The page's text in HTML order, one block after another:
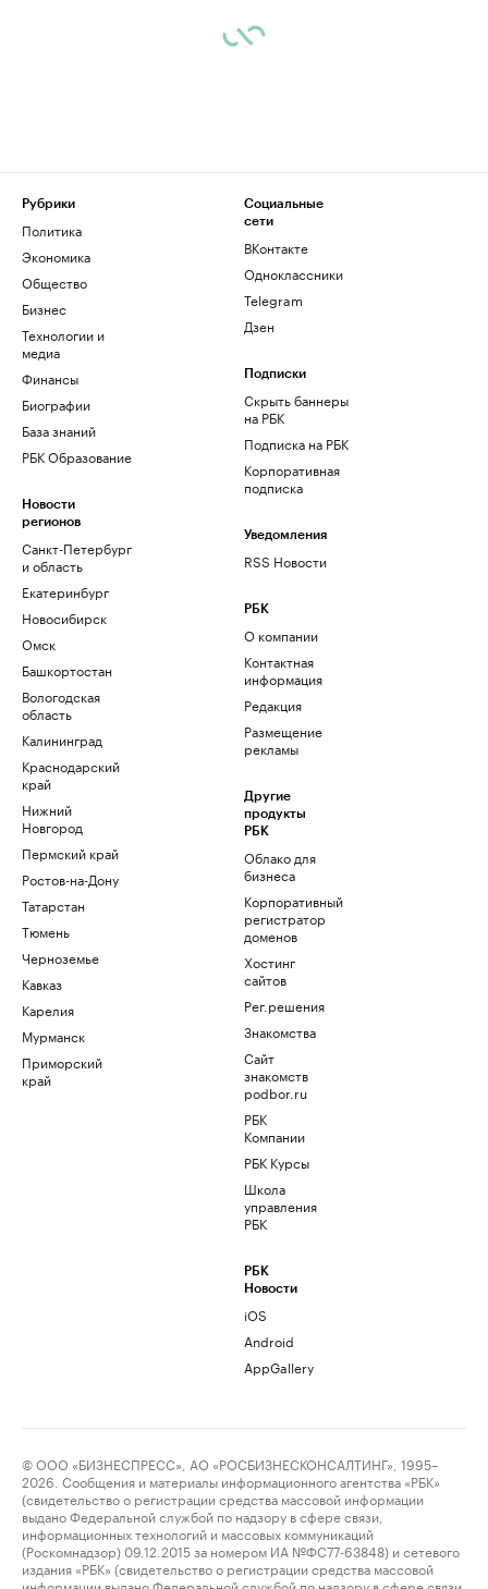
Рубрики
Политика
Экономика
Общество
Бизнес
Технологии и
медиа
Финансы
Биографии
База знаний
РБК Образование
Новости
регионов
Санкт-Петербург
и область
Екатеринбург
Новосибирск
Омск
Башкортостан
Вологодская
область
Калининград
Краснодарский
край
Нижний
Новгород
Пермский край
Ростов-на-Дону
Татарстан
Тюмень
Черноземье
Кавказ
Карелия
Мурманск
Приморский
край
Социальные
сети
ВКонтакте
Одноклассники
Telegram
Дзен
Подписки
Скрыть баннеры
на РБК
Подписка на РБК
Корпоративная
подписка
Уведомления
RSS Новости
РБК
О компании
Контактная
информация
Редакция
Размещение
рекламы
Другие
продукты
РБК
Облако для
бизнеса
Корпоративный
регистратор
доменов
Хостинг
сайтов
Рег.решения
Знакомства
Сайт
знакомств
podbor.ru
РБК
Компании
РБК Курсы
Школа
управления
РБК
РБК
Новости
iOS
Android
AppGallery
© ООО «БИЗНЕСПРЕСС», АО «РОСБИЗНЕСКОНСАЛТИНГ», 1995–
2026. Сообщения и материалы информационного агентства «РБК»
(свидетельство о регистрации средства массовой информации
выдано Федеральной службой по надзору в сфере связи,
информационных технологий и массовых коммуникаций
(Роскомнадзор) 09.12.2015 за номером ИА №ФС77-63848) и сетевого
издания «РБК» (свидетельство о регистрации средства массовой